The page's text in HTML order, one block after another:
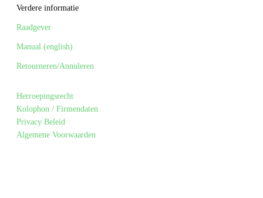
Verdere informatie
Raadgever
Manual (english)
Retourneren/Annuleren
Herroepingsrecht
Kolophon / Firmendaten
Privacy Beleid
Algemene Voorwaarden